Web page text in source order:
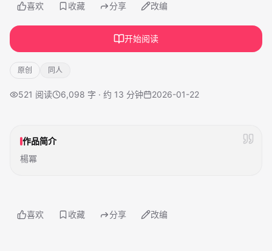
喜欢 收藏 分享 改编
开始阅读
原创 同人
521 阅读 6,098 字 · 约 13 分钟 2026-01-22
作品简介
楊冪
喜欢 收藏 分享 改编